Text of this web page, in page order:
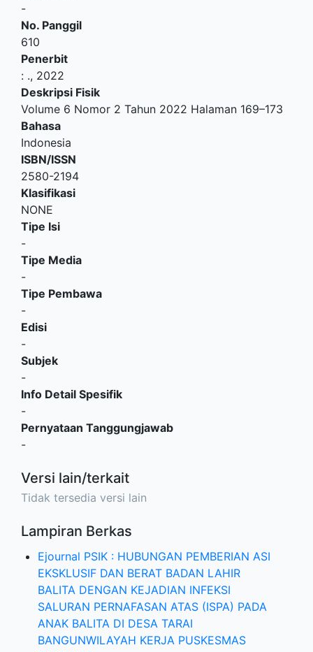
-
No. Panggil
610
Penerbit
: ., 2022
Deskripsi Fisik
Volume 6 Nomor 2 Tahun 2022 Halaman 169–173
Bahasa
Indonesia
ISBN/ISSN
2580-2194
Klasifikasi
NONE
Tipe Isi
-
Tipe Media
-
Tipe Pembawa
-
Edisi
-
Subjek
-
Info Detail Spesifik
-
Pernyataan Tanggungjawab
-
Versi lain/terkait
Tidak tersedia versi lain
Lampiran Berkas
Ejournal PSIK : HUBUNGAN PEMBERIAN ASI
EKSKLUSIF DAN BERAT BADAN LAHIR
BALITA DENGAN KEJADIAN INFEKSI
SALURAN PERNAFASAN ATAS (ISPA) PADA
ANAK BALITA DI DESA TARAI
BANGUNWILAYAH KERJA PUSKESMAS